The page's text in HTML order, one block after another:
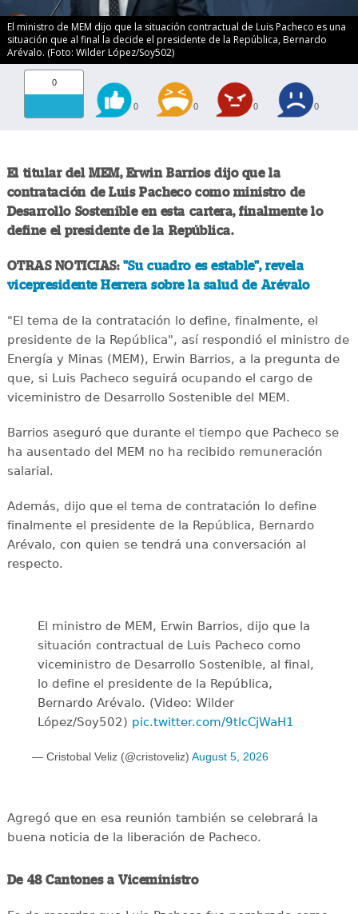
El ministro de MEM dijo que la situación contractual de Luis Pacheco es una
situación que al final la decide el presidente de la República, Bernardo
Arévalo. (Foto: Wilder López/Soy502)
0
0 0 0 0
El titular del MEM, Erwin Barrios dijo que la
contratación de Luis Pacheco como ministro de
Desarrollo Sostenible en esta cartera, finalmente lo
define el presidente de la República.
OTRAS NOTICIAS: "Su cuadro es estable", revela
vicepresidente Herrera sobre la salud de Arévalo
"El tema de la contratación lo define, finalmente, el
presidente de la República", así respondió el ministro de
Energía y Minas (MEM), Erwin Barrios, a la pregunta de
que, si Luis Pacheco seguirá ocupando el cargo de
viceministro de Desarrollo Sostenible del MEM.
Barrios aseguró que durante el tiempo que Pacheco se
ha ausentado del MEM no ha recibido remuneración
salarial.
Además, dijo que el tema de contratación lo define
finalmente el presidente de la República, Bernardo
Arévalo, con quien se tendrá una conversación al
respecto.
El ministro de MEM, Erwin Barrios, dijo que la
situación contractual de Luis Pacheco como
viceministro de Desarrollo Sostenible, al final,
lo define el presidente de la República,
Bernardo Arévalo. (Video: Wilder
López/Soy502) pic.twitter.com/9tlcCjWaH1
— Cristobal Veliz (@cristoveliz) August 5, 2026
Agregó que en esa reunión también se celebrará la
buena noticia de la liberación de Pacheco.
De 48 Cantones a Viceministro